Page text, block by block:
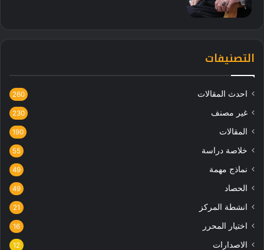
التصنيفات
احدث المقالات 260
غير مصنف 230
المقالات 190
خلاصة دراسة 55
نماذج مهمة 49
الحصاد 49
انشطة المركز 21
اختيار المحرر 16
الاصدارات 12